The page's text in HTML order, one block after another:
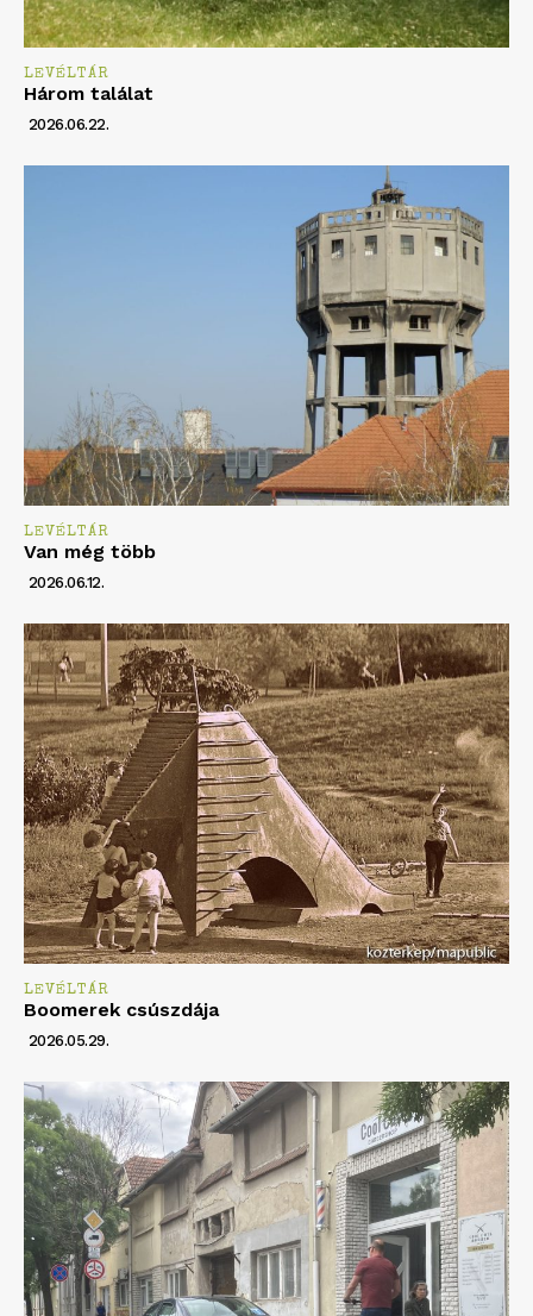
LEVÉLTÁR
Három találat
2026.06.22.
LEVÉLTÁR
Van még több
2026.06.12.
LEVÉLTÁR
Boomerek csúszdája
2026.05.29.